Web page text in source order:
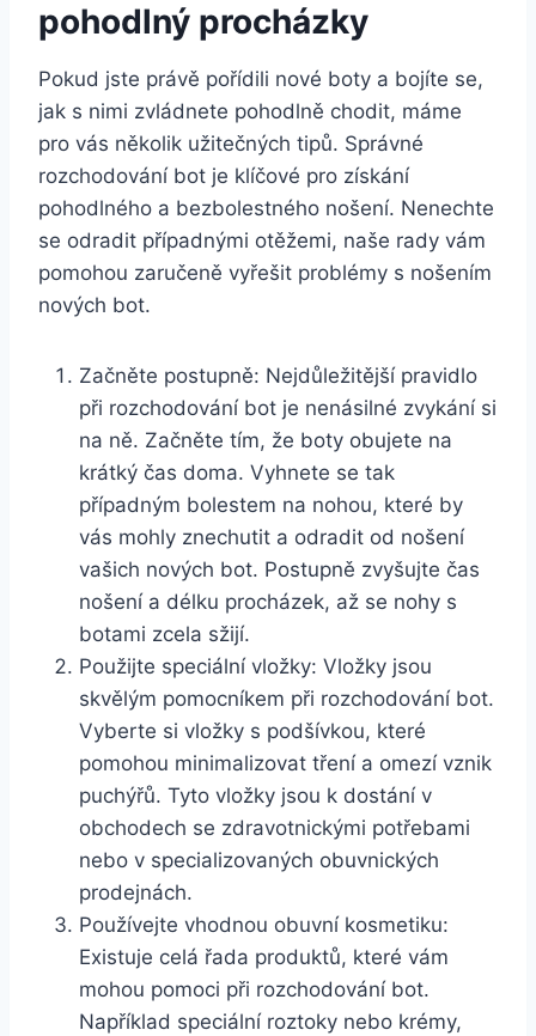
pohodlný procházky
Pokud jste právě⁣ pořídili nové boty a⁤ bojíte se,
jak ​s nimi‍ zvládnete pohodlně chodit, máme
pro vás několik užitečných ‍tipů. Správné
rozchodování bot je klíčové pro získání
pohodlného⁤ a bezbolestného nošení. Nenechte
se odradit ​případnými ⁣otěžemi, naše rady vám
pomohou zaručeně vyřešit problémy ​s nošením
nových⁤ bot.
Začněte‌ postupně: Nejdůležitější pravidlo
při rozchodování bot je ​nenásilné zvykání​ si
na ně. Začněte tím,⁤ že boty obujete na
krátký čas doma. Vyhnete se tak
‌případným bolestem ‌na nohou,‌ které ⁣by
vás mohly znechutit a odradit od nošení
vašich nových bot. ⁤Postupně zvyšujte ⁣čas
nošení a​ délku procházek, až ‍se nohy ⁣s​
botami zcela ​sžijí.
Použijte speciální vložky: Vložky jsou
skvělým‍ pomocníkem při rozchodování bot.
Vyberte si vložky s podšívkou, které
pomohou minimalizovat tření a omezí vznik
‍puchýřů. Tyto ​vložky‍ jsou k dostání v
obchodech se zdravotnickými potřebami
nebo v specializovaných obuvnických
prodejnách.
Používejte vhodnou obuvní kosmetiku:
Existuje​ celá řada​ produktů, které⁣ vám
mohou pomoci při rozchodování bot.
Například speciální roztoky nebo krémy,⁢